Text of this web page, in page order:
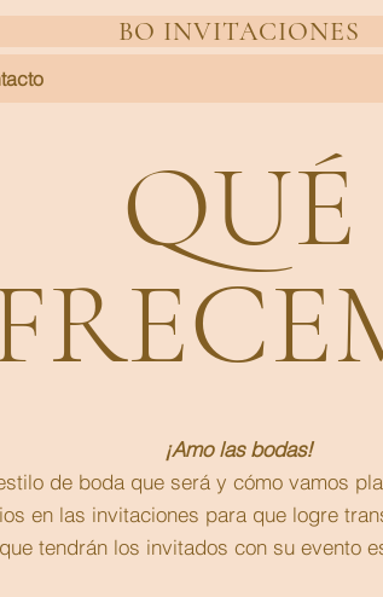
BO INVITACIONES
QUÉ
¡Amo las bodas!
de boda que será y cómo vamos
en las invitaciones para que logre
tendrán los invitados con su evento